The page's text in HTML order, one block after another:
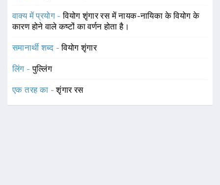
वाक्य में प्रयोग -वियोग शृंगार रस में नायक-नायिका के वियोग के
कारण होने वाले कष्टों का वर्णन होता है।
समानार्थी शब्द -वियोग शृंगार
लिंग -पुल्लिंग
एक तरह का -शृंगार रस